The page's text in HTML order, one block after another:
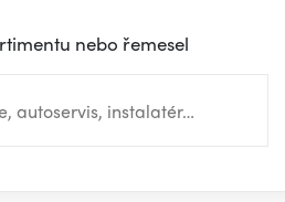
nebo řemesel